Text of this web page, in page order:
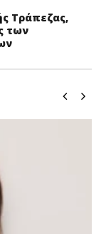
Τράπεζας,
των